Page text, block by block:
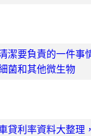
潔要負責的一件事
菌和其他微生物
貸利率資料大整理